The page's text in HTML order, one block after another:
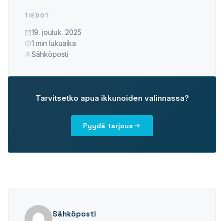
Kapea
Tasopintainen
PLASTO 82
PLASTO NORDIC
LIUKUOVET
PLASTO DRIVE
Sähköposti
TIEDOT
19. jouluk. 2025
1 min lukuaika
Sähköposti
Tarvitsetko apua ikkunoiden valinnassa?
Pyydä tarjous